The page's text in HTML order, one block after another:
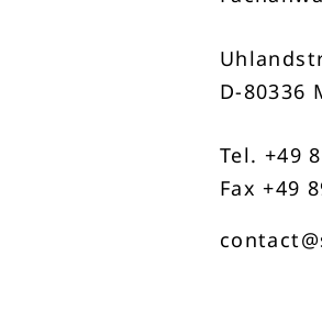
D-80336
Tel. +49
Fax +49